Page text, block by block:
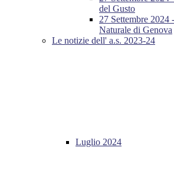
del Gusto
27 Settembre 2024
Naturale di Genova
Le notizie dell' a.s. 2023-24
Luglio 2024